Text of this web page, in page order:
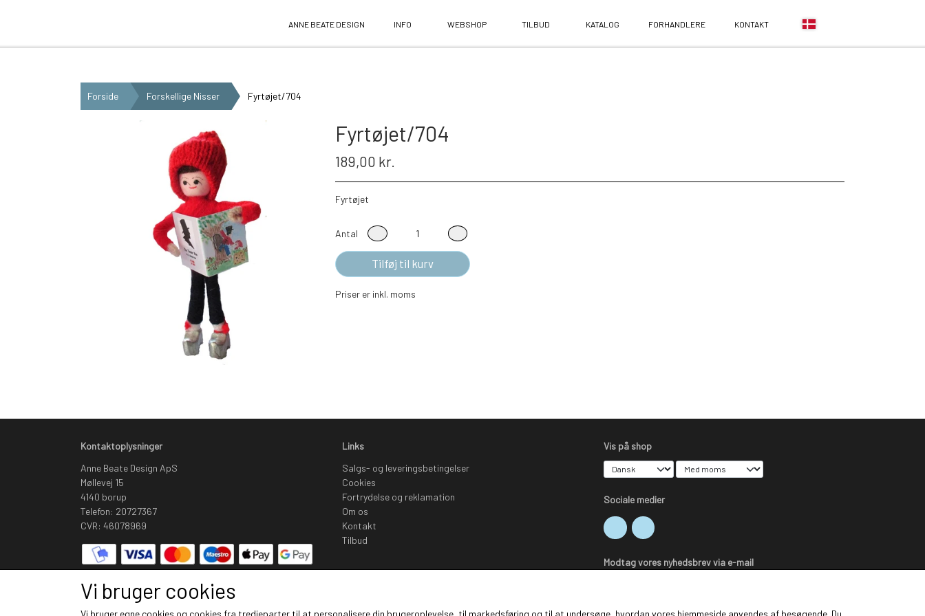
ANNE BEATE DESIGN INFO WEBSHOP TILBUD KATALOG FORHANDLERE KONTAKT
Forside Forskellige Nisser Fyrtøjet/704
Fyrtøjet/704
189,00 kr.
Fyrtøjet
Antal
Tilføj til kurv
Priser er inkl. moms
Kontaktoplysninger
Anne Beate Design ApS
Møllevej 15
4140 borup
Telefon: 20727367
CVR: 46078969
Links
Salgs- og leveringsbetingelser
Cookies
Fortrydelse og reklamation
Om os
Kontakt
Tilbud
Vis på shop
Sociale medier
Modtag vores nyhedsbrev via e-mail
Vi bruger cookies
Vi bruger egne cookies og cookies fra tredjeparter til at personalisere din brugeroplevelse, til markedsføring og til at undersøge, hvordan vores hjemmeside anvendes af besøgende. Du